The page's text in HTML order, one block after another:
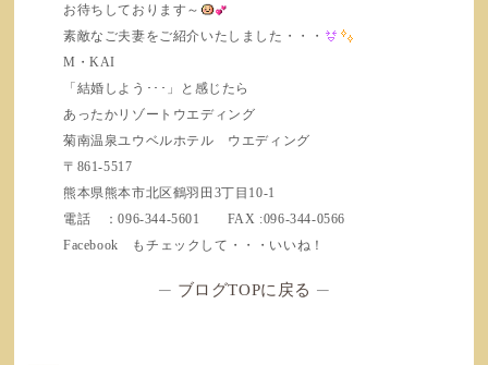
お待ちしております～
素敵なご夫妻をご紹介いたしました・・・
M・KAI
「結婚しよう･･･」と感じたら
あったかリゾートウエディング
菊南温泉ユウベルホテル ウエディング
〒861-5517
熊本県熊本市北区鶴羽田3丁目10-1
電話 ：096-344-5601 FAX :096-344-0566
Facebook もチェックして・・・いいね！
─ ブログTOPに戻る ─